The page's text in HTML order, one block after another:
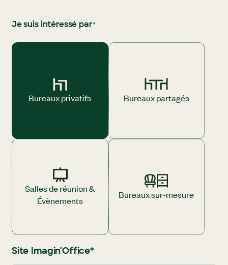
Je suis intéressé par*
Bureaux privatifs Bureaux partagés
Salles de réunion &
Évènements
Bureaux sur-mesure
Site Imagin'Office*